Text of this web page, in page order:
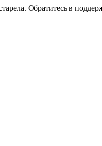
Обратитесь в